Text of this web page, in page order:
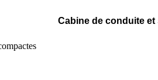
Cabine de conduite